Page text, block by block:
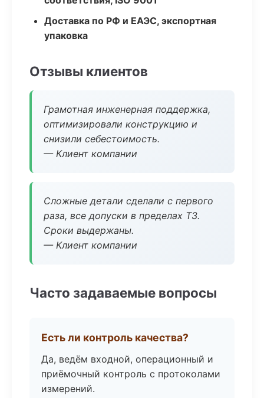
Доставка по РФ и ЕАЭС, экспортная
упаковка
Отзывы клиентов
Грамотная инженерная поддержка,
оптимизировали конструкцию и
снизили себестоимость.
— Клиент компании
Сложные детали сделали с первого
раза, все допуски в пределах ТЗ.
Сроки выдержаны.
— Клиент компании
Часто задаваемые вопросы
Есть ли контроль качества?
Да, ведём входной, операционный и
приёмочный контроль с протоколами
измерений.